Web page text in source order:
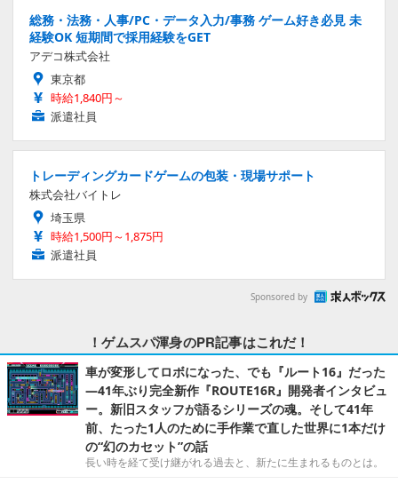
総務・法務・人事/PC・データ入力/事務 ゲーム好き必見 未
経験OK 短期間で採用経験をGET
アデコ株式会社
東京都
時給1,840円～
派遣社員
トレーディングカードゲームの包装・現場サポート
株式会社バイトレ
埼玉県
時給1,500円～1,875円
派遣社員
Sponsored by
！ゲムスパ渾身のPR記事はこれだ！
車が変形してロボになった、でも『ルート16』だった
―41年ぶり完全新作『ROUTE16R』開発者インタビュ
ー。新旧スタッフが語るシリーズの魂。そして41年
前、たった1人のために手作業で直した世界に1本だけ
の“幻のカセット”の話
長い時を経て受け継がれる過去と、新たに生まれるものとは。